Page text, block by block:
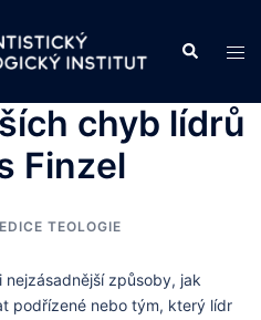
Search
chyb lídrů
Finzel
EDICE TEOLOGIE
nejzásadnější způsoby, jak
podřízené nebo tým, který lídr